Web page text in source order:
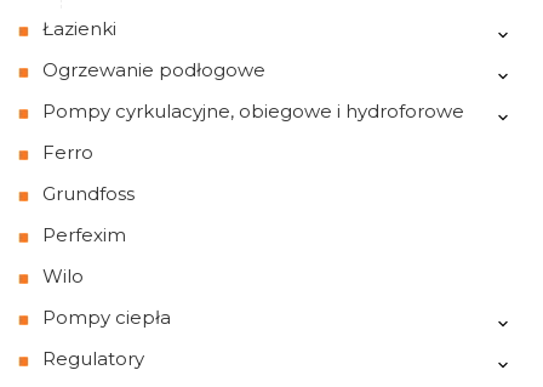
Łazienki
Ogrzewanie podłogowe
Pompy cyrkulacyjne, obiegowe i hydroforowe
Ferro
Grundfoss
Perfexim
Wilo
Pompy ciepła
Regulatory